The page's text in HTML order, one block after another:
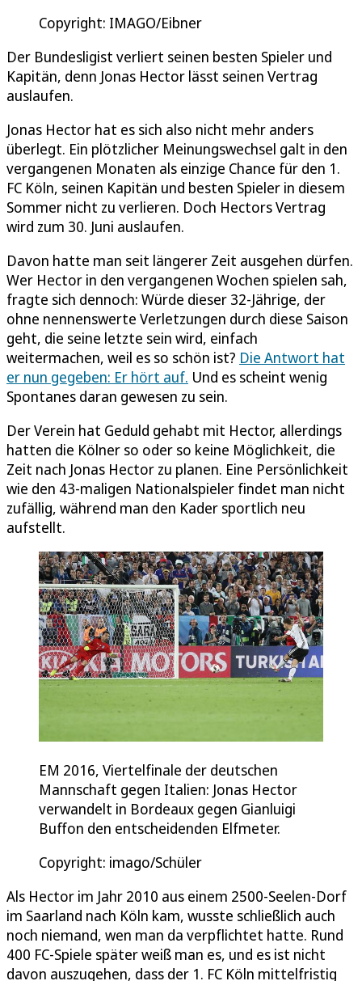
Copyright: IMAGO/Eibner
Der Bundesligist verliert seinen besten Spieler und
Kapitän, denn Jonas Hector lässt seinen Vertrag
auslaufen.
Jonas Hector hat es sich also nicht mehr anders
überlegt. Ein plötzlicher Meinungswechsel galt in den
vergangenen Monaten als einzige Chance für den 1.
FC Köln, seinen Kapitän und besten Spieler in diesem
Sommer nicht zu verlieren. Doch Hectors Vertrag
wird zum 30. Juni auslaufen.
Davon hatte man seit längerer Zeit ausgehen dürfen.
Wer Hector in den vergangenen Wochen spielen sah,
fragte sich dennoch: Würde dieser 32-Jährige, der
ohne nennenswerte Verletzungen durch diese Saison
geht, die seine letzte sein wird, einfach
weitermachen, weil es so schön ist? Die Antwort hat
er nun gegeben: Er hört auf. Und es scheint wenig
Spontanes daran gewesen zu sein.
Der Verein hat Geduld gehabt mit Hector, allerdings
hatten die Kölner so oder so keine Möglichkeit, die
Zeit nach Jonas Hector zu planen. Eine Persönlichkeit
wie den 43-maligen Nationalspieler findet man nicht
zufällig, während man den Kader sportlich neu
aufstellt.
EM 2016, Viertelfinale der deutschen
Mannschaft gegen Italien: Jonas Hector
verwandelt in Bordeaux gegen Gianluigi
Buffon den entscheidenden Elfmeter.
Copyright: imago/Schüler
Als Hector im Jahr 2010 aus einem 2500-Seelen-Dorf
im Saarland nach Köln kam, wusste schließlich auch
noch niemand, wen man da verpflichtet hatte. Rund
400 FC-Spiele später weiß man es, und es ist nicht
davon auszugehen, dass der 1. FC Köln mittelfristig